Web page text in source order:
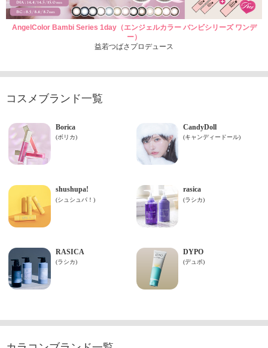
AngelColor Bambi Series 1day（エンジェルカラー バンビシリーズ ワンデ
ー）
益若つばさプロデュース
コスメブランド一覧